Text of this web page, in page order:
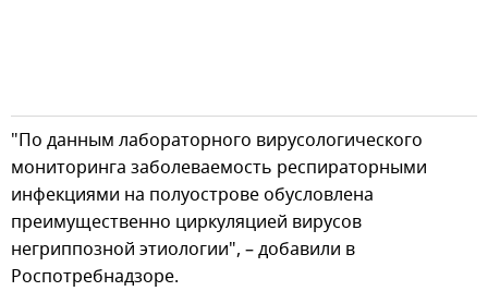
"По данным лабораторного вирусологического
мониторинга заболеваемость респираторными
инфекциями на полуострове обусловлена
преимущественно циркуляцией вирусов
негриппозной этиологии", – добавили в
Роспотребнадзоре.